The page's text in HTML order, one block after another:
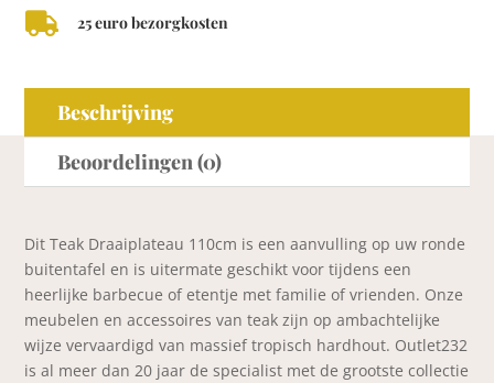
 25 euro bezorgkosten
Beschrijving
Beoordelingen (0)
Dit Teak Draaiplateau 110cm is een aanvulling op uw ronde
buitentafel en is uitermate geschikt voor tijdens een
heerlijke barbecue of etentje met familie of vrienden. Onze
meubelen en accessoires van teak zijn op ambachtelijke
wijze vervaardigd van massief tropisch hardhout. Outlet232
is al meer dan 20 jaar de specialist met de grootste collectie